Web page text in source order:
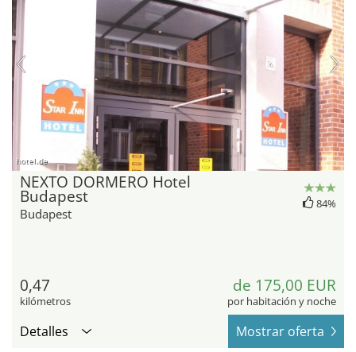
hotel.de
NEXTO DORMERO Hotel
Budapest
Budapest
84%
0,47
kilómetros
de 175,00 EUR
por habitación y noche
Detalles Mostrar oferta